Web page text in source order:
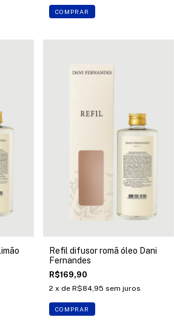
COMPRAR
Refil difusor romã óleo Dani
Fernandes
R$169,90
2 x de R$84,95 sem juros
COMPRAR